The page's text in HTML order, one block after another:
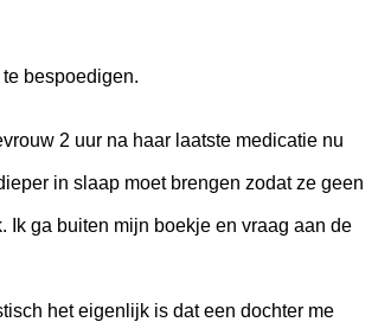
bespoedigen.
2 uur na haar laatste medicatie nu
in slaap moet brengen zodat ze geen
Ik ga buiten mijn boekje en vraag aan de
het eigenlijk is dat een dochter me